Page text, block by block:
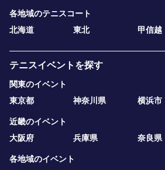
各地域のテニスコート
北海道
東北 甲信越
テニスイベントを探す
関東のイベント
東京都
神奈川県 横浜市
近畿のイベント
大阪府
兵庫県 奈良県
各地域のイベント